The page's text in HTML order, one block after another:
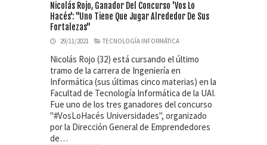
Nicolás Rojo, Ganador Del Concurso 'Vos Lo
Hacés': "Uno Tiene Que Jugar Alrededor De Sus
Fortalezas"
29/11/2021 TECNOLOGÍA INFORMÁTICA
Nicolás Rojo (32) está cursando el último
tramo de la carrera de Ingeniería en
Informática (sus últimas cinco materias) en la
Facultad de Tecnología Informática de la UAI.
Fue uno de los tres ganadores del concurso
"#VosLoHacés Universidades", organizado
por la Dirección General de Emprendedores
de…